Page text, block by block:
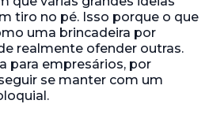
tiro no pé. Isso porque o que
uma brincadeira por
realmente ofender outras.
para empresários, por
se manter com um